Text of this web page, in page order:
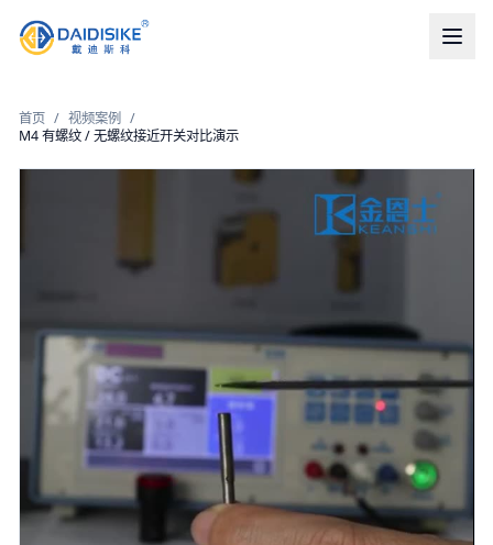
首页 / 视频案例
/
M4 有螺纹 / 无螺纹接近开关对比演示